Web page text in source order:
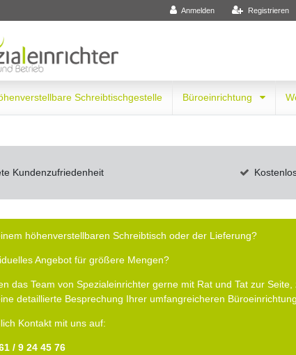
Anmelden Registrieren
Schreibtischgestelle Büroeinrichtung
Kundenzufriedenheit
höhenverstellbaren Schreibtisch oder der Lieferung?
Angebot für größere Mengen?
das Team von Spezialeinrichter gerne mit Rat und Tat zur Seite,
detaillierte Besprechung Ihrer umfangreicheren Büroeinrichtung.
Kontakt mit uns auf:
/ 9 24 45 76